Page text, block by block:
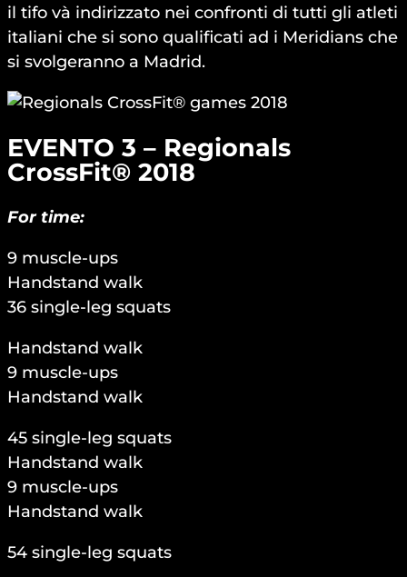
il tifo và indirizzato nei confronti di tutti gli atleti
italiani che si sono qualificati ad i Meridians che
si svolgeranno a Madrid.
EVENTO 3 – Regionals
CrossFit® 2018
For time:
9 muscle-ups
Handstand walk
36 single-leg squats
Handstand walk
9 muscle-ups
Handstand walk
45 single-leg squats
Handstand walk
9 muscle-ups
Handstand walk
54 single-leg squats